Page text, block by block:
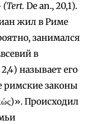
(Tert. De an., 20,1).
жил в Риме
занимался
в
называет его
римские законы
Происходил